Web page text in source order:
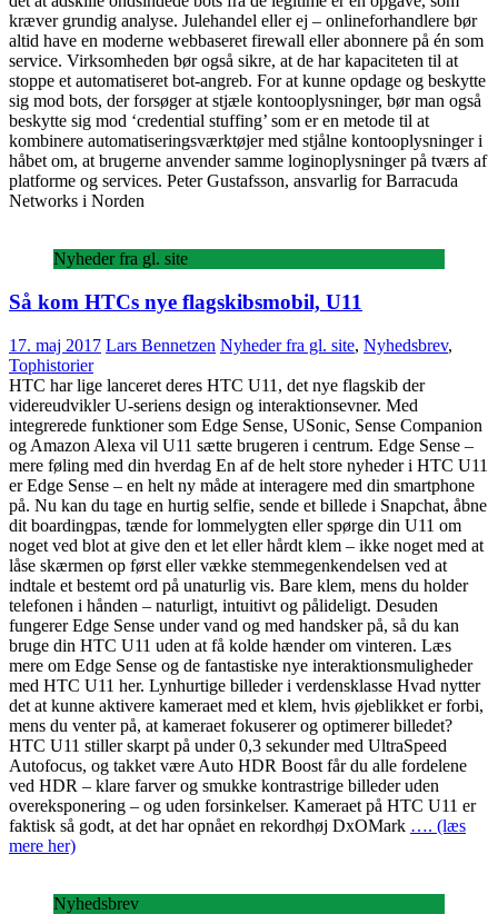
kræver grundig analyse. Julehandel eller ej – onlineforhandlere bør
altid have en moderne webbaseret firewall eller abonnere på én som
service. Virksomheden bør også sikre, at de har kapaciteten til at
stoppe et automatiseret bot-angreb. For at kunne opdage og beskytte
sig mod bots, der forsøger at stjæle kontooplysninger, bør man også
beskytte sig mod ‘credential stuffing’ som er en metode til at
kombinere automatiseringsværktøjer med stjålne kontooplysninger i
håbet om, at brugerne anvender samme loginoplysninger på tværs af
platforme og services. Peter Gustafsson, ansvarlig for Barracuda
Networks i Norden
Nyheder fra gl. site
Så kom HTCs nye flagskibsmobil, U11
17. maj 2017 Lars Bennetzen Nyheder fra gl. site, Nyhedsbrev,
Tophistorier
HTC har lige lanceret deres HTC U11, det nye flagskib der
videreudvikler U-seriens design og interaktionsevner. Med
integrerede funktioner som Edge Sense, USonic, Sense Companion
og Amazon Alexa vil U11 sætte brugeren i centrum. Edge Sense –
mere føling med din hverdag En af de helt store nyheder i HTC U11
er Edge Sense – en helt ny måde at interagere med din smartphone
på. Nu kan du tage en hurtig selfie, sende et billede i Snapchat, åbne
dit boardingpas, tænde for lommelygten eller spørge din U11 om
noget ved blot at give den et let eller hårdt klem – ikke noget med at
låse skærmen op først eller vække stemmegenkendelsen ved at
indtale et bestemt ord på unaturlig vis. Bare klem, mens du holder
telefonen i hånden – naturligt, intuitivt og pålideligt. Desuden
fungerer Edge Sense under vand og med handsker på, så du kan
bruge din HTC U11 uden at få kolde hænder om vinteren. Læs
mere om Edge Sense og de fantastiske nye interaktionsmuligheder
med HTC U11 her. Lynhurtige billeder i verdensklasse Hvad nytter
det at kunne aktivere kameraet med et klem, hvis øjeblikket er forbi,
mens du venter på, at kameraet fokuserer og optimerer billedet?
HTC U11 stiller skarpt på under 0,3 sekunder med UltraSpeed
Autofocus, og takket være Auto HDR Boost får du alle fordelene
ved HDR – klare farver og smukke kontrastrige billeder uden
overeksponering – og uden forsinkelser. Kameraet på HTC U11 er
faktisk så godt, at det har opnået en rekordhøj DxOMark …. (læs
mere her)
Nyhedsbrev